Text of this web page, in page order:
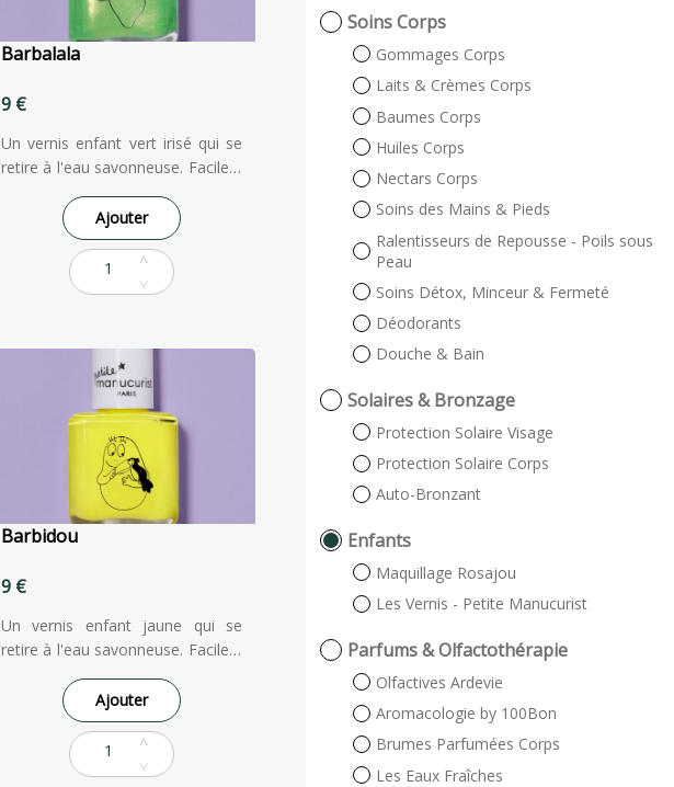
Barbalala
9 €
Un vernis enfant vert irisé qui se
retire à l'eau savonneuse. Facile à
appliquer et à enlever, notre
vernis à ongles pour enfants est
formulé à partir d'ingrédients
d'origine naturelle pour qu'ils
puissent faire comme les grands !
Ajouter
Barbidou
9 €
Un vernis enfant jaune qui se
retire à l'eau savonneuse. Facile à
appliquer et à enlever, notre
vernis à ongles pour enfants est
formulé à partir d'ingrédients
d'origine naturelle pour qu'ils
puissent faire comme les grands !
Ajouter
Soins Corps
Gommages Corps
Laits & Crèmes Corps
Baumes Corps
Huiles Corps
Nectars Corps
Soins des Mains & Pieds
Ralentisseurs de Repousse - Poils sous
Peau
Soins Détox, Minceur & Fermeté
Déodorants
Douche & Bain
Solaires & Bronzage
Protection Solaire Visage
Protection Solaire Corps
Auto-Bronzant
Enfants
Maquillage Rosajou
Les Vernis - Petite Manucurist
Parfums & Olfactothérapie
Olfactives Ardevie
Aromacologie by 100Bon
Brumes Parfumées Corps
Les Eaux Fraîches